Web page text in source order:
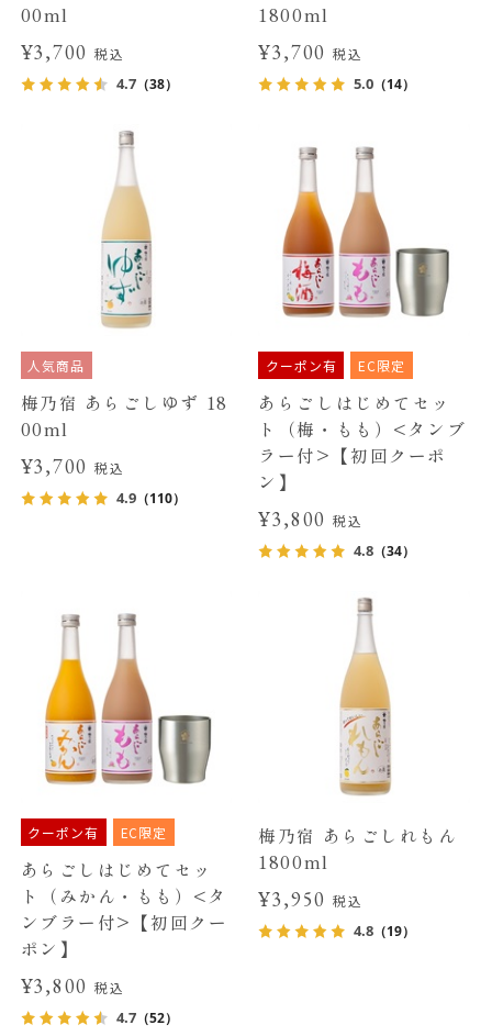
00ml
¥3,700税込
4.7（38）
1800ml
¥3,700 税込
5.0 （14）
人気商品
梅乃宿 あらごしゆず 18
00ml
¥3,700税込
4.9（110）
クーポン有 EC限定
あらごしはじめてセッ
ト（梅・もも）<タンブ
ラー付>【初回クーポ
ン】
¥3,800 税込
4.8 （34）
クーポン有 EC限定
あらごしはじめてセッ
ト（みかん・もも）<タ
ンブラー付>【初回クー
ポン】
¥3,800税込
4.7（52）
梅乃宿 あらごしれもん
1800ml
¥3,950 税込
4.8 （19）